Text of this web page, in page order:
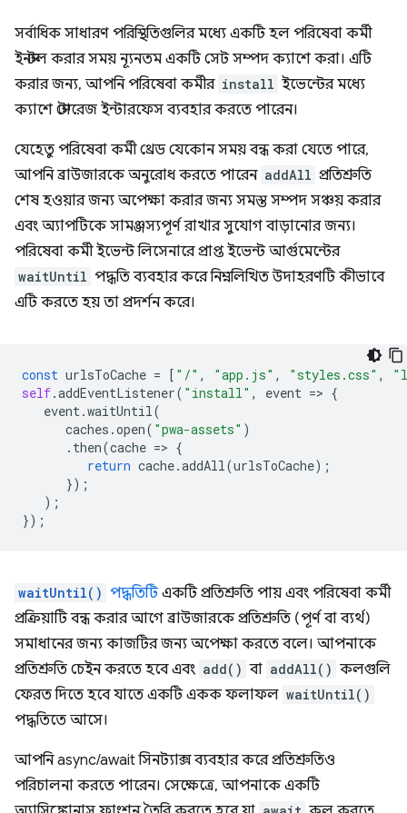
সর্বাধিক সাধারণ পরিস্থিতিগুলির মধ্যে একটি হল পরিষেবা কর্মী
ইনস্টল করার সময় ন্যূনতম একটি সেট সম্পদ ক্যাশে করা। এটি
করার জন্য, আপনি পরিষেবা কর্মীর install ইভেন্টের মধ্যে
ক্যাশে স্টোরেজ ইন্টারফেস ব্যবহার করতে পারেন।
যেহেতু পরিষেবা কর্মী থ্রেড যেকোন সময় বন্ধ করা যেতে পারে,
আপনি ব্রাউজারকে অনুরোধ করতে পারেন addAll প্রতিশ্রুতি
শেষ হওয়ার জন্য অপেক্ষা করার জন্য সমস্ত সম্পদ সঞ্চয় করার
এবং অ্যাপটিকে সামঞ্জস্যপূর্ণ রাখার সুযোগ বাড়ানোর জন্য।
পরিষেবা কর্মী ইভেন্ট লিসেনারে প্রাপ্ত ইভেন্ট আর্গুমেন্টের
waitUntil পদ্ধতি ব্যবহার করে নিম্নলিখিত উদাহরণটি কীভাবে
এটি করতে হয় তা প্রদর্শন করে।
const urlsToCache = [ "/" , "app.js" , "styles.css" ,
self.addEventListener( "install" , event => {
event.waitUntil(
caches .open( "pwa-assets" )
. then(cache => {
return cache.addAll(urlsToCache);
});
);
});
waitUntil() পদ্ধতিটিএকটি প্রতিশ্রুতি পায় এবং পরিষেবা কর্মী
প্রক্রিয়াটি বন্ধ করার আগে ব্রাউজারকে প্রতিশ্রুতি (পূর্ণ বা ব্যর্থ)
সমাধানের জন্য কাজটির জন্য অপেক্ষা করতে বলে। আপনাকে
প্রতিশ্রুতি চেইন করতে হবে এবং add() বা addAll() কলগুলি
ফেরত দিতে হবে যাতে একটি একক ফলাফল waitUntil()
পদ্ধতিতে আসে।
আপনি async/await সিনট্যাক্স ব্যবহার করে প্রতিশ্রুতিও
পরিচালনা করতে পারেন। সেক্ষেত্রে, আপনাকে একটি